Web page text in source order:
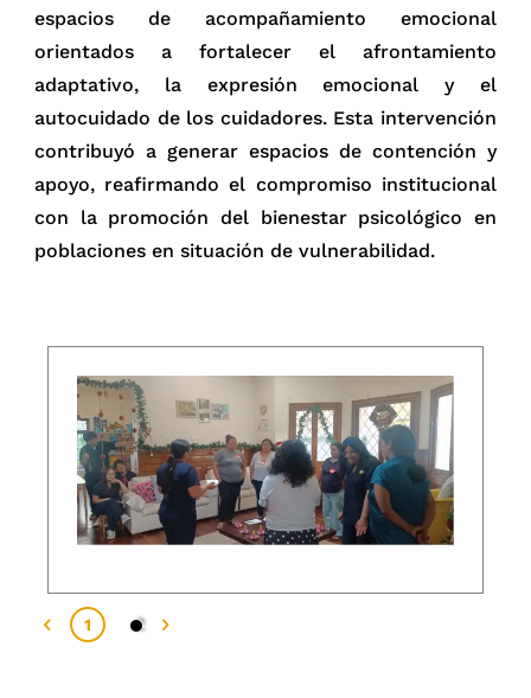
espacios de acompañamiento emocional
orientados a fortalecer el afrontamiento
adaptativo, la expresión emocional y el
autocuidado de los cuidadores. Esta intervención
contribuyó a generar espacios de contención y
apoyo, reafirmando el compromiso institucional
con la promoción del bienestar psicológico en
poblaciones en situación de vulnerabilidad.
1 2